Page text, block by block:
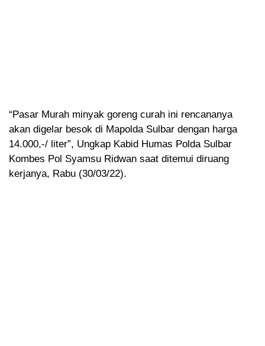
“Pasar Murah minyak goreng curah ini rencananya
akan digelar besok di Mapolda Sulbar dengan harga
14.000,-/ liter”, Ungkap Kabid Humas Polda Sulbar
Kombes Pol Syamsu Ridwan saat ditemui diruang
kerjanya, Rabu (30/03/22).